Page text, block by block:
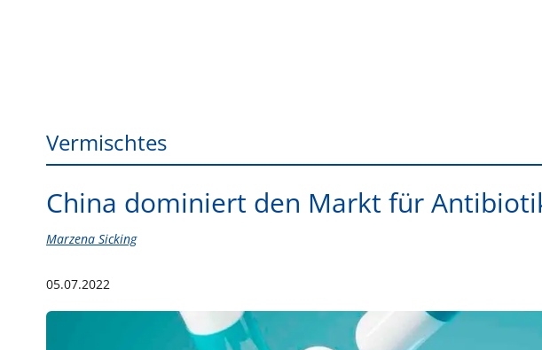
Vermischtes
China dominiert den Markt für
Marzena Sicking
05.07.2022